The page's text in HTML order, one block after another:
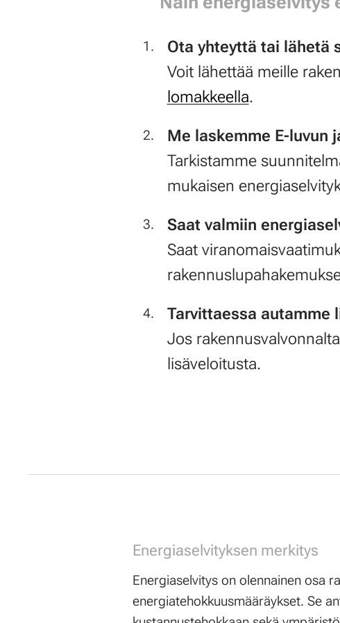
Esitietolomakkeen täytettyäsi
tiedot ja otamme tilauksen työn alle.
Tarvittaessa kysymme lisätietoja.
Valmis energiaselvitys toimitetaan
mukaan ja laskutamme työn tämän
Ota yhteyttä tai lähetä
Voit lähettää meille
lomakkeella.
Me laskemme E-luvun
Tarkistamme
mukaisen
Saat valmiin
Saat
Tarvittaessa autamme
Jos
lisäveloitusta.
Energiaselvityksen merkitys
Energiaselvitys on olennainen osa
energiatehokkuusmääräykset. Se